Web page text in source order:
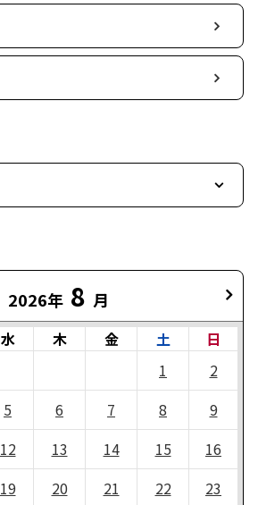
2026年 8 月
水 木 金 土
日
1
2
5 6 7 8
9
12 13 14 15
16
19 20 21 22
23